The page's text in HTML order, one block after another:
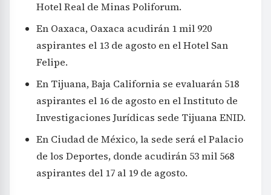
Hotel Real de Minas Poliforum.
En Oaxaca, Oaxaca acudirán 1 mil 920
aspirantes el 13 de agosto en el Hotel San
Felipe.
En Tijuana, Baja California se evaluarán 518
aspirantes el 16 de agosto en el Instituto de
Investigaciones Jurídicas sede Tijuana ENID.
En Ciudad de México, la sede será el Palacio
de los Deportes, donde acudirán 53 mil 568
aspirantes del 17 al 19 de agosto.